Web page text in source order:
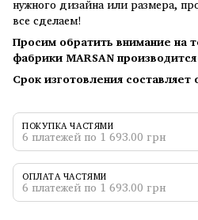
нужного дизайна или размера,
все сделаем!
Просим обратить внимание на
фабрики MARSAN производится
Срок изготовления
ПОКУПКА ЧАСТЯМИ
6 платежей по 1 693.00 грн
ОПЛАТА ЧАСТЯМИ
6 платежей по 1 693.00 грн